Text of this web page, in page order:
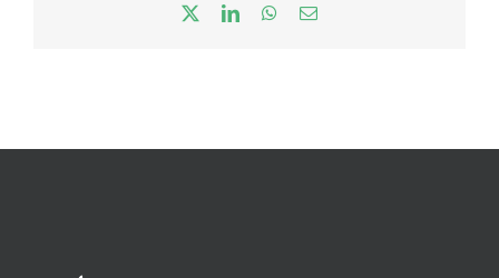
LinkedInWhatsApp
Correo